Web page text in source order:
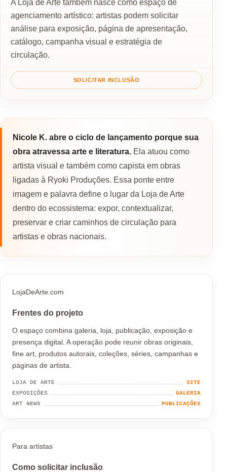
A Loja de Arte também nasce como espaço de
agenciamento artístico: artistas podem solicitar
análise para exposição, página de apresentação,
catálogo, campanha visual e estratégia de
circulação.
SOLICITAR INCLUSÃO
Nicole K. abre o ciclo de lançamento porque sua
obra atravessa arte e literatura. Ela atuou como
artista visual e também como capista em obras
ligadas à Ryoki Produções. Essa ponte entre
imagem e palavra define o lugar da Loja de Arte
dentro do ecossistema: expor, contextualizar,
preservar e criar caminhos de circulação para
artistas e obras nacionais.
LojaDeArte.com
Frentes do projeto
O espaço combina galeria, loja, publicação, exposição e
presença digital. A operação pode reunir obras originais,
fine art, produtos autorais, coleções, séries, campanhas e
páginas de artista.
LOJA DE ARTE
SITE
EXPOSIÇÕES
GALERIA
ART NEWS
PUBLICAÇÕES
Para artistas
Como solicitar inclusão